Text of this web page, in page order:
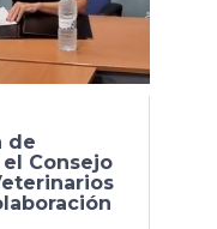
de
Consejo